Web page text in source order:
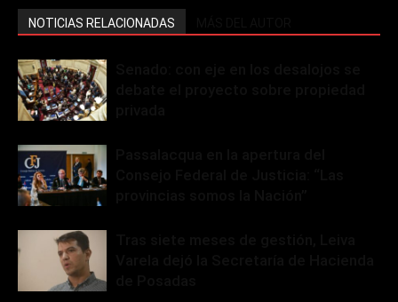
NOTICIAS RELACIONADAS